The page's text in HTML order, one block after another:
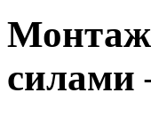
Монтаж
силами